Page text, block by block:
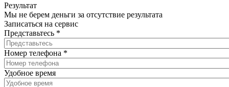
Результат
Мы не берем деньги за отсутствие результата
Записаться на сервис
Представьтесь *
Номер телефона *
Удобное время